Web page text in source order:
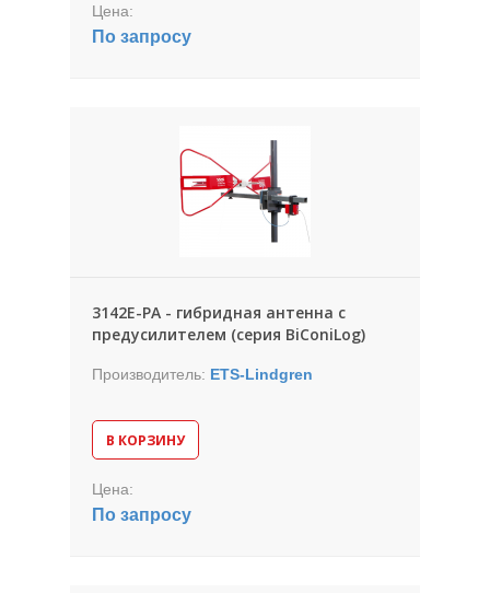
Цена:
По запросу
3142E-PA - гибридная антенна с
предусилителем (серия BiConiLog)
Производитель: ETS-Lindgren
В КОРЗИНУ
Цена:
По запросу